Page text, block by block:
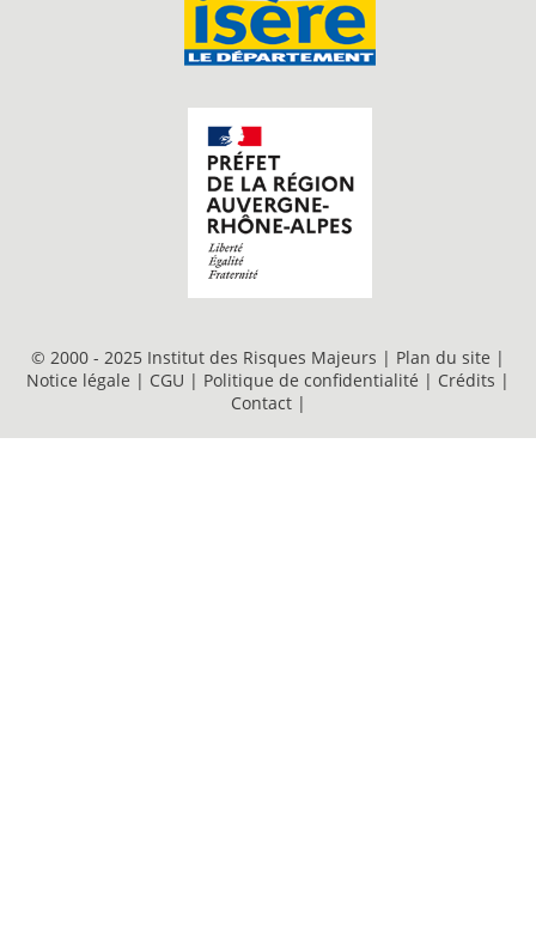
© 2000 - 2025 Institut des Risques Majeurs | Plan du site |
Notice légale | CGU | Politique de confidentialité | Crédits |
Contact |